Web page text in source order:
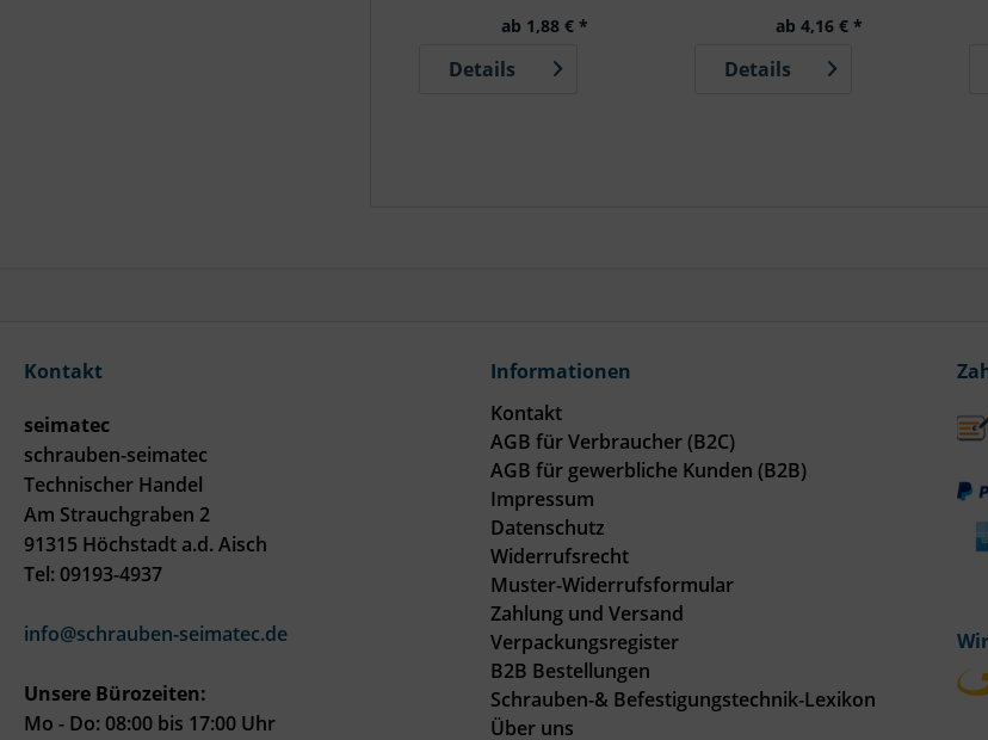
ab 1,88 € *
Details
ab 4,16 € *
Details
Kontakt
seimatec
schrauben-seimatec
Technischer Handel
Am Strauchgraben 2
91315 Höchstadt a.d. Aisch
Tel: 09193-4937
info@schrauben-seimatec.de
Unsere Bürozeiten:
Mo - Do: 08:00 bis 17:00 Uhr
Informationen
Kontakt
AGB für Verbraucher (B2C)
AGB für gewerbliche Kunden (B2B)
Impressum
Datenschutz
Widerrufsrecht
Muster-Widerrufsformular
Zahlung und Versand
Verpackungsregister
B2B Bestellungen
Schrauben-& Befestigungstechnik-Lexikon
Über uns